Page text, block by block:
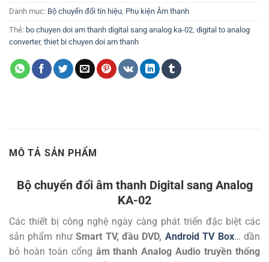
Danh mục: Bộ chuyển đổi tín hiệu, Phụ kiện Âm thanh
Thẻ: bo chuyen doi am thanh digital sang analog ka-02, digital to analog
converter, thiet bi chuyen doi am thanh
MÔ TẢ SẢN PHẨM
Bộ chuyển đổi âm thanh Digital sang Analog
KA-02
Các thiết bị công nghệ ngày càng phát triển đặc biệt các
sản phẩm nhưSmart TV, đầu DVD, Android TV Box… dần
bỏ hoàn toàn cổng âm thanh Analog Audio truyền thống